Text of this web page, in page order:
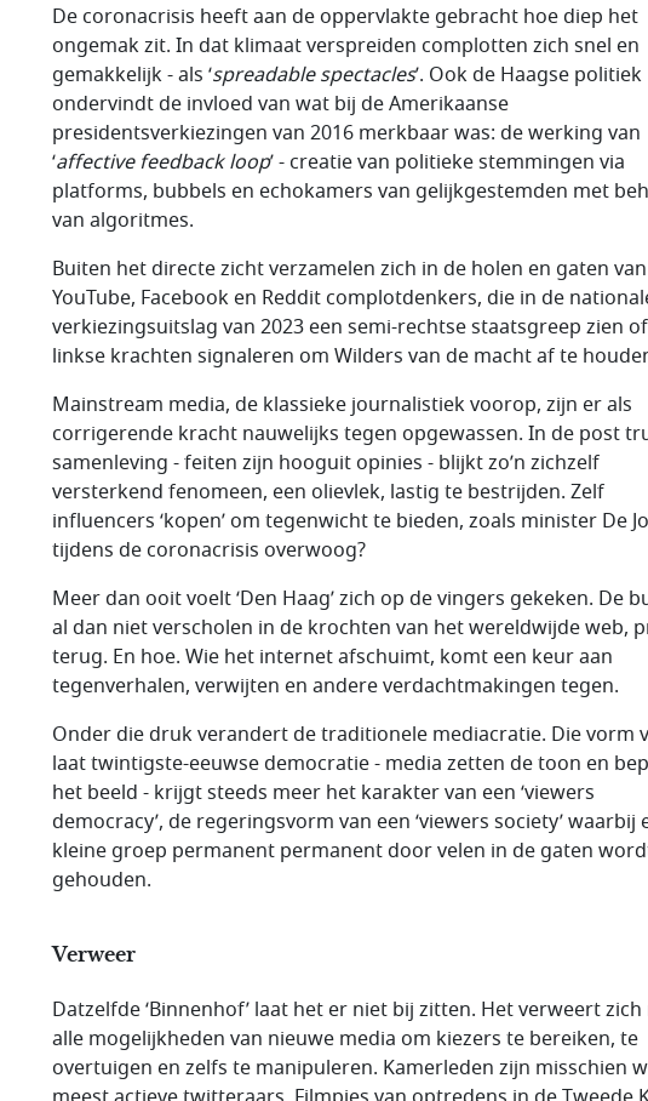
De coronacrisis heeft aan de oppervlakte gebracht hoe diep het
ongemak zit. In dat klimaat verspreiden complotten zich snel en
gemakkelijk - als ‘spreadable spectacles’. Ook de Haagse politiek
ondervindt de invloed van wat bij de Amerikaanse
presidentsverkiezingen van 2016 merkbaar was: de werking van
‘affective feedback loop’ - creatie van politieke stemmingen via
platforms, bubbels en echokamers van gelijkgestemden met
van algoritmes.
Buiten het directe zicht verzamelen zich in de holen en gaten van
YouTube, Facebook en Reddit complotdenkers, die in de
verkiezingsuitslag van 2023 een semi-rechtse staatsgreep zien of
linkse krachten signaleren om Wilders van de macht af te
Mainstream media, de klassieke journalistiek voorop, zijn er als
corrigerende kracht nauwelijks tegen opgewassen. In de post
samenleving - feiten zijn hooguit opinies - blijkt zo’n zichzelf
versterkend fenomeen, een olievlek, lastig te bestrijden. Zelf
influencers ‘kopen’ om tegenwicht te bieden, zoals minister De
tijdens de coronacrisis overwoog?
Meer dan ooit voelt ‘Den Haag’ zich op de vingers gekeken. De
al dan niet verscholen in de krochten van het wereldwijde web,
terug. En hoe. Wie het internet afschuimt, komt een keur aan
tegenverhalen, verwijten en andere verdachtmakingen tegen.
Onder die druk verandert de traditionele mediacratie. Die vorm
laat twintigste-eeuwse democratie - media zetten de toon en
het beeld - krijgt steeds meer het karakter van een ‘viewers
democracy’, de regeringsvorm van een ‘viewers society’ waarbij
kleine groep permanent permanent door velen in de gaten
gehouden.
Verweer
Datzelfde ‘Binnenhof’ laat het er niet bij zitten. Het verweert
alle mogelijkheden van nieuwe media om kiezers te bereiken, te
overtuigen en zelfs te manipuleren. Kamerleden zijn misschien